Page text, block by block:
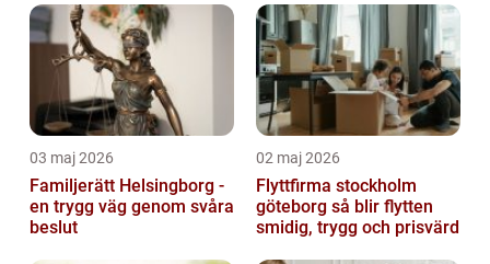
03 maj 2026
Familjerätt Helsingborg -
en trygg väg genom svåra
beslut
02 maj 2026
Flyttfirma stockholm
göteborg så blir flytten
smidig, trygg och prisvärd